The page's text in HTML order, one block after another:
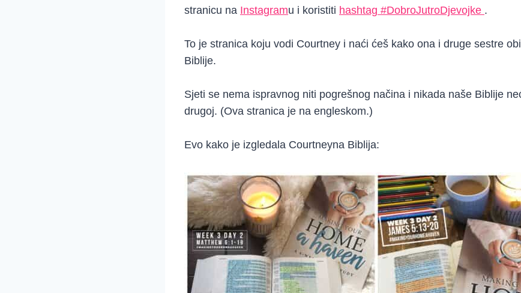
stranicu na Instagramu i koristiti hashtag #DobroJutroDjevojke .
To je stranica koju vodi Courtney i naći ćeš kako ona i druge sestre
Biblije.
Sjeti se nema ispravnog niti pogrešnog načina i nikada naše Biblije
drugoj. (Ova stranica je na engleskom.)
Evo kako je izgledala Courtneyna Biblija: